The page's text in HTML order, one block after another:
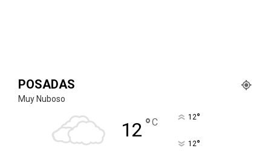
POSADAS
Muy Nuboso
12 °C 12°
12°